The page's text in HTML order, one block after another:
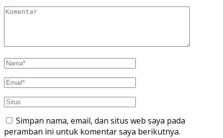
Simpan nama, email, dan situs web saya pada
peramban ini untuk komentar saya berikutnya.